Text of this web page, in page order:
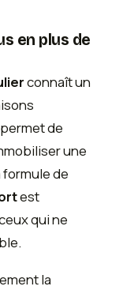
en plus de
connaît un
de
une
formule de
est
qui ne
la